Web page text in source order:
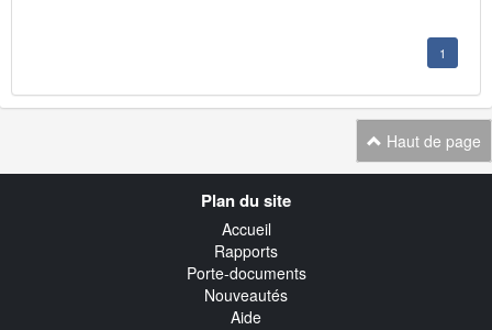
1
Haut de page
Plan du site
Accueil
Rapports
Porte-documents
Nouveautés
Aide